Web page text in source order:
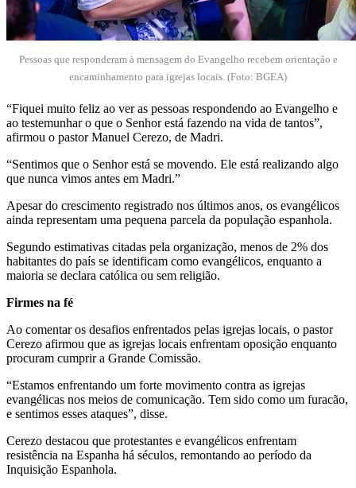
Pessoas que responderam à mensagem do Evangelho recebem orientação e
encaminhamento para igrejas locais. (Foto: BGEA)
“Fiquei muito feliz ao ver as pessoas respondendo ao Evangelho e
ao testemunhar o que o Senhor está fazendo na vida de tantos”,
afirmou o pastor Manuel Cerezo, de Madri.
“Sentimos que o Senhor está se movendo. Ele está realizando algo
que nunca vimos antes em Madri.”
Apesar do crescimento registrado nos últimos anos, os evangélicos
ainda representam uma pequena parcela da população espanhola.
Segundo estimativas citadas pela organização, menos de 2% dos
habitantes do país se identificam como evangélicos, enquanto a
maioria se declara católica ou sem religião.
Firmes na fé
Ao comentar os desafios enfrentados pelas igrejas locais, o pastor
Cerezo afirmou que as igrejas locais enfrentam oposição enquanto
procuram cumprir a Grande Comissão.
“Estamos enfrentando um forte movimento contra as igrejas
evangélicas nos meios de comunicação. Tem sido como um furacão,
e sentimos esses ataques”, disse.
Cerezo destacou que protestantes e evangélicos enfrentam
resistência na Espanha há séculos, remontando ao período da
Inquisição Espanhola.